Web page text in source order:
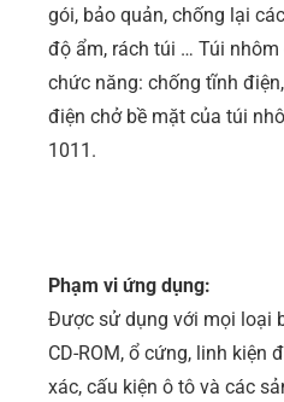
gói, bảo quản, chống lại
độ ẩm, rách túi … Túi
chức năng: chống tĩnh
điện chở bề mặt của túi
1011.
Phạm vi ứng dụng:
Được sử dụng với mọi loại
CD-ROM, ổ cứng, linh kiện
xác, cấu kiện ô tô và các